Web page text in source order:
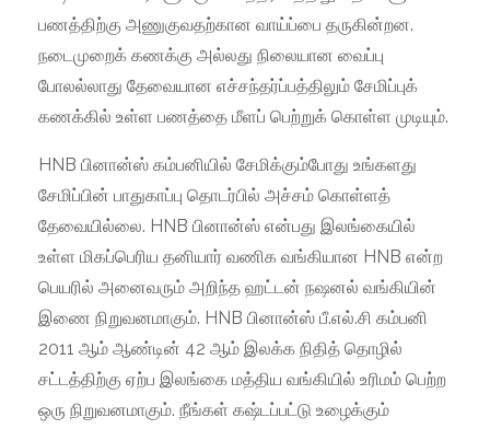
பணத்திற்கு அணுகுவதற்கான வாய்ப்பை தருகின்றன.
நடைமுறைக் கணக்கு அல்லது நிலையான வைப்பு
போலல்லாது தேவையான எச்சந்தர்ப்பத்திலும் சேமிப்புக்
கணக்கில் உள்ள பணத்தை மீளப் பெற்றுக் கொள்ள முடியும்.
HNB பினான்ஸ் கம்பனியில் சேமிக்கும்போது உங்களது
சேமிப்பின் பாதுகாப்பு தொடர்பில் அச்சம் கொள்ளத்
தேவையில்லை. HNB பினான்ஸ் என்பது இலங்கையில்
உள்ள மிகப்பெரிய தனியார் வணிக வங்கியான HNB என்ற
பெயரில் அனைவரும் அறிந்த ஹட்டன் நஷனல் வங்கியின்
இணை நிறுவனமாகும். HNB பினான்ஸ் பீ.எல்.சி கம்பனி
2011 ஆம் ஆண்டின் 42 ஆம் இலக்க நிதித் தொழில்
சட்டத்திற்கு ஏற்ப இலங்கை மத்திய வங்கியில் உரிமம் பெற்ற
ஒரு நிறுவனமாகும். நீங்கள் கஷ்டப்பட்டு உழைக்கும்